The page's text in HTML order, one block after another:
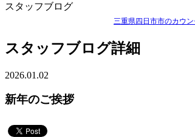
スタッフブログ
三重県四日市市のカウン
スタッフブログ詳細
2026.01.02
新年のご挨拶